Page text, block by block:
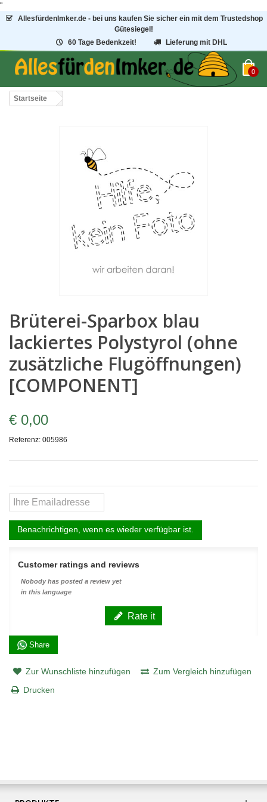
"
AllesfürdenImker.de - bei uns kaufen Sie sicher ein mit dem Trustedshop
Gütesiegel!
60 Tage Bedenkzeit!
Lieferung mit DHL
0
Startseite
Brüterei-Sparbox blau
lackiertes Polystyrol (ohne
zusätzliche Flugöffnungen)
[COMPONENT]
€ 0,00
Referenz: 005986
Benachrichtigen, wenn es wieder verfügbar ist.
Customer ratings and reviews
Nobody has posted a review yet
in this language
Rate it
Share
Zur Wunschliste hinzufügen
Zum Vergleich hinzufügen
Drucken